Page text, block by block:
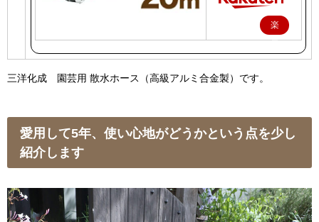
楽
三洋化成 園芸用 散水ホース（高級アルミ合金製）です。
愛用して5年、使い心地がどうかという点を少し
紹介します